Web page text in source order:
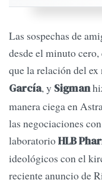
Las sospechas de
desde el minuto
que la relación del
García, y Sigman
manera ciega en
las negociaciones
laboratorioHLB
ideológicos con el
reciente anuncio de